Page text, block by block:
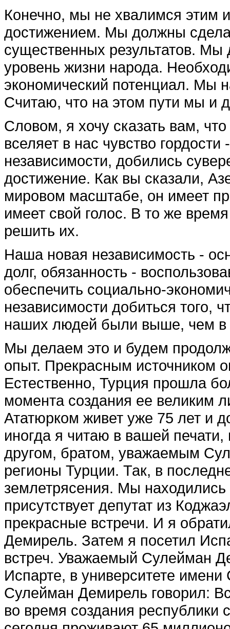
Конечно, мы не хвалимся этим
достижением. Мы должны
существенных результатов.
уровень жизни народа.
экономический потенциал. Мы
Считаю, что на этом пути мы и
Словом, я хочу сказать вам,
вселяет в нас чувство
независимости, добились
достижение. Как вы сказали,
мировом масштабе, он имеет
имеет свой голос. В то же
решить их.
Наша новая независимость -
долг, обязанность -
обеспечить социально-
независимости добиться того,
наших людей были выше, чем
Мы делаем это и будем
опыт. Прекрасным источником
Естественно, Турция прошла
момента создания ее великим
Ататюрком живет уже 75 лет и
иногда я читаю в вашей
другом, братом, уважаемым
регионы Турции. Так, в
землетрясения. Мы
присутствует депутат из
прекрасные встречи. И я
Демирель. Затем я посетил
встреч. Уважаемый Сулейман
Испарте, в университете
Сулейман Демирель говорил:
во время создания республики